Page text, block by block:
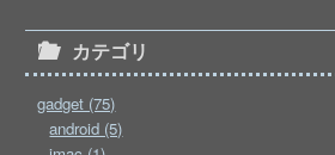
カテゴリ
gadget (75)
android (5)